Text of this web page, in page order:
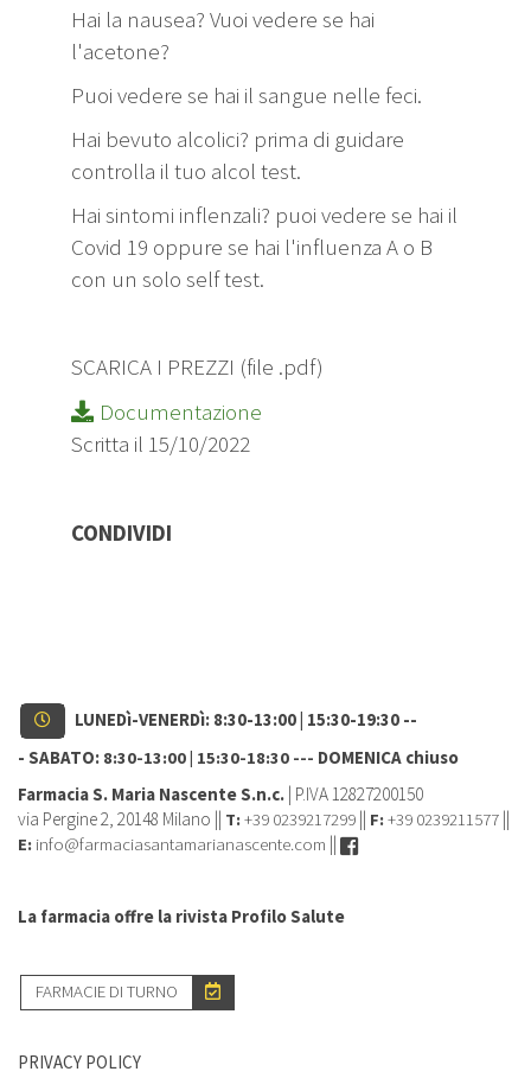
Hai la nausea? Vuoi vedere se hai
l'acetone?
Puoi vedere se hai il sangue nelle feci.
Hai bevuto alcolici? prima di guidare
controlla il tuo alcol test.
Hai sintomi inflenzali? puoi vedere se hai il
Covid 19 oppure se hai l'influenza A o B
con un solo self test.
SCARICA I PREZZI (file .pdf)
Documentazione
Scritta il 15/10/2022
CONDIVIDI
LUNEDì-VENERDì: 8:30-13:00 | 15:30-19:30 --
- SABATO: 8:30-13:00 | 15:30-18:30 --- DOMENICA chiuso
Farmacia S. Maria Nascente S.n.c. | P.IVA 12827200150
via Pergine 2, 20148 Milano || T:+39 0239217299 || F:+39 0239211577 ||
E: info@farmaciasantamarianascente.com ||
La farmacia offre la rivista Profilo Salute
FARMACIE DI TURNO
PRIVACY POLICY